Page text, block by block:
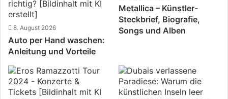
8. August 2026
Auto per Hand waschen:
Anleitung und Vorteile
Metallica – Künstler-
Steckbrief, Biografie,
Songs und Alben